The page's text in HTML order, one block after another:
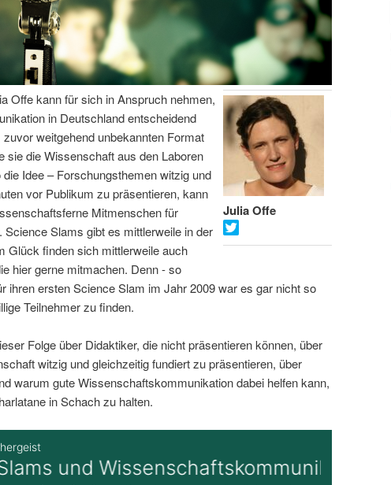
Julia Offe
Offe kann für sich in Anspruch nehmen,
in Deutschland entscheidend
weitgehend unbekannten Format
sie die Wissenschaft aus den Laboren
Idee – Forschungsthemen witzig und
vor Publikum zu präsentieren, kann
Mitmenschen für
Science Slams gibt es mittlerweile in der
Glück finden sich mittlerweile auch
hier gerne mitmachen. Denn - so
ihren ersten Science Slam im Jahr 2009 war es gar nicht so
Teilnehmer zu finden.
Folge über Didaktiker, die nicht präsentieren können, über
witzig und gleichzeitig fundiert zu präsentieren, über
warum gute Wissenschaftskommunikation dabei helfen kann,
in Schach zu halten.